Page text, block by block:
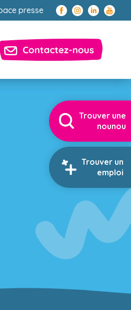
presse
Trouver une
nounou
Trouver un
emploi